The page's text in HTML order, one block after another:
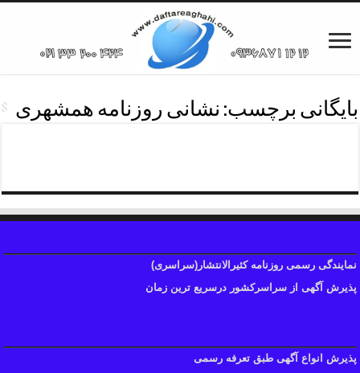
بایگانی برچسب: نشانی روزنامه همشهری
نمایندگی رسمی روزنامه کثیرالانتشار(سراسری)
پذیرش آگهی از سراسرکشور درسریع ترین زمان
پذیرش انواع آگهی طبق تعرفه رسمی